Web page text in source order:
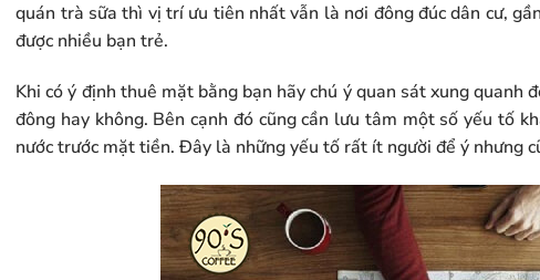
quán trà sữa thì vị trí ưu tiên nhất vẫn là nơi đông đúc dân cư,
được nhiều bạn trẻ.
Khi có ý định thuê mặt bằng bạn hãy chú ý quan sát xung quanh
đông hay không. Bên cạnh đó cũng cần lưu tâm một số yếu tố
nước trước mặt tiền. Đây là những yếu tố rất ít người để ý nhưng